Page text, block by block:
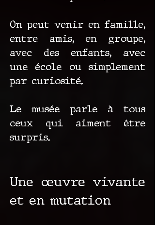
On peut venir en famille,
entre amis, en groupe,
avec des enfants, avec
une école ou simplement
par curiosité.
Le musée parle à tous
ceux qui aiment être
surpris.
Une œuvre vivante
et en mutation